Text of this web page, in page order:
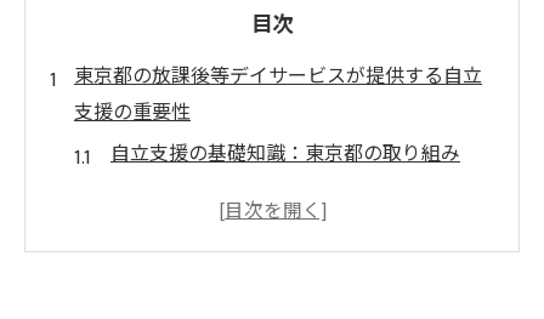
目次
東京都の放課後等デイサービスが提供する自立
支援の重要性
自立支援の基礎知識：東京都の取り組み
放課後等デイサービスの役割とは？